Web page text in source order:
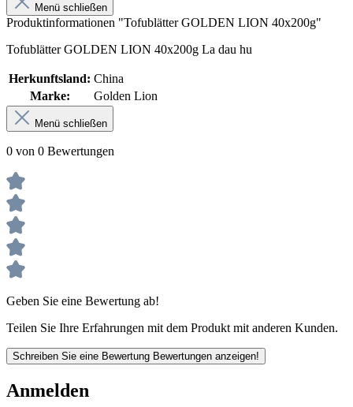
Menü schließen
Produktinformationen "Tofublätter GOLDEN LION 40x200g"
Tofublätter GOLDEN LION 40x200g La dau hu
Herkunftsland: China
Marke:
Golden Lion
Menü schließen
0 von 0 Bewertungen
Geben Sie eine Bewertung ab!
Teilen Sie Ihre Erfahrungen mit dem Produkt mit anderen Kunden.
Schreiben Sie eine Bewertung Bewertungen anzeigen!
Anmelden